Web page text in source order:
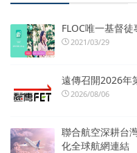
FLOC唯一基督
2021/03/29
遠傳召開2026年
2026/08/06
聯合航空深耕台
化全球航網連結